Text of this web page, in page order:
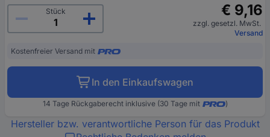
Stück
€ 9,16
zzgl. gesetzl. MwSt.
Versand
Kostenfreier Versand mit
In den Einkaufswagen
14 Tage Rückgaberecht inklusive (30 Tage mit )
Hersteller bzw. verantwortliche Person für das Produkt